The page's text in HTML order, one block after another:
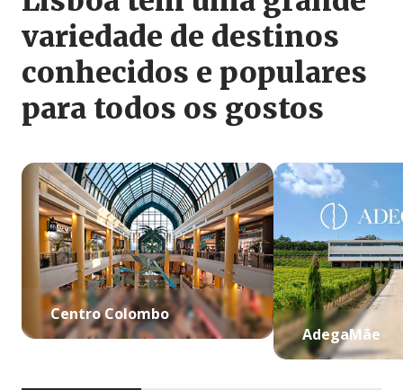
variedade de destinos
conhecidos e populares
para todos os gostos
Centro Colombo
AdegaMãe